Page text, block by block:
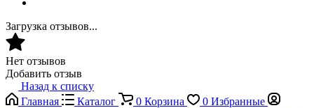
Загрузка отзывов...
Нет отзывов
Добавить отзыв
Назад к списку
Главная
Каталог 0 Корзина 0 Избранные